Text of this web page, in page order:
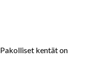
Pakolliset kentät on